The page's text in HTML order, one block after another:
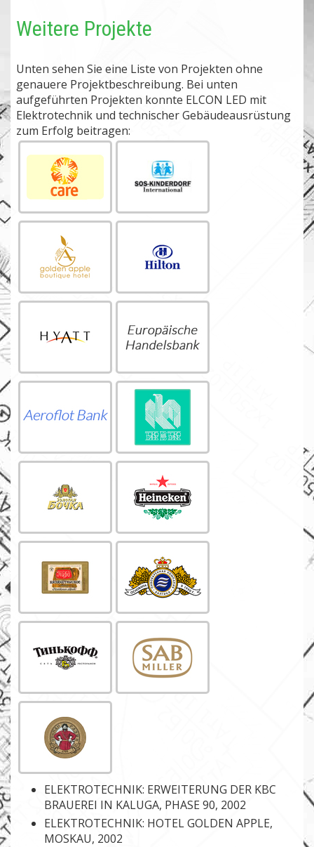
Weitere Projekte
Unten sehen Sie eine Liste von Projekten ohne
genauere Projektbeschreibung. Bei unten
aufgeführten Projekten konnte ELCON LED mit
Elektrotechnik und technischer Gebäudeausrüstung
zum Erfolg beitragen:
ELEKTROTECHNIK: ERWEITERUNG DER KBC
BRAUEREI IN KALUGA, PHASE 90, 2002
ELEKTROTECHNIK: HOTEL GOLDEN APPLE,
MOSKAU, 2002